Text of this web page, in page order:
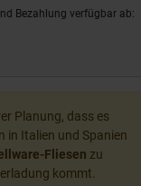
Bezahlung verfügbar ab:
Planung, dass es
in Italien und Spanien
Fliesen zu
kommt.